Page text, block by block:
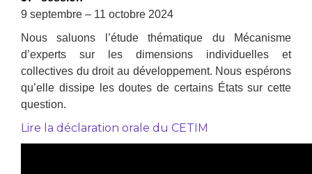
9 septembre – 11 octobre 2024
Nous saluons l’étude thématique du Mécanisme
d’experts sur les dimensions individuelles et
collectives du droit au développement. Nous espérons
qu’elle dissipe les doutes de certains États sur cette
question.
Lire la déclaration orale du CETIM